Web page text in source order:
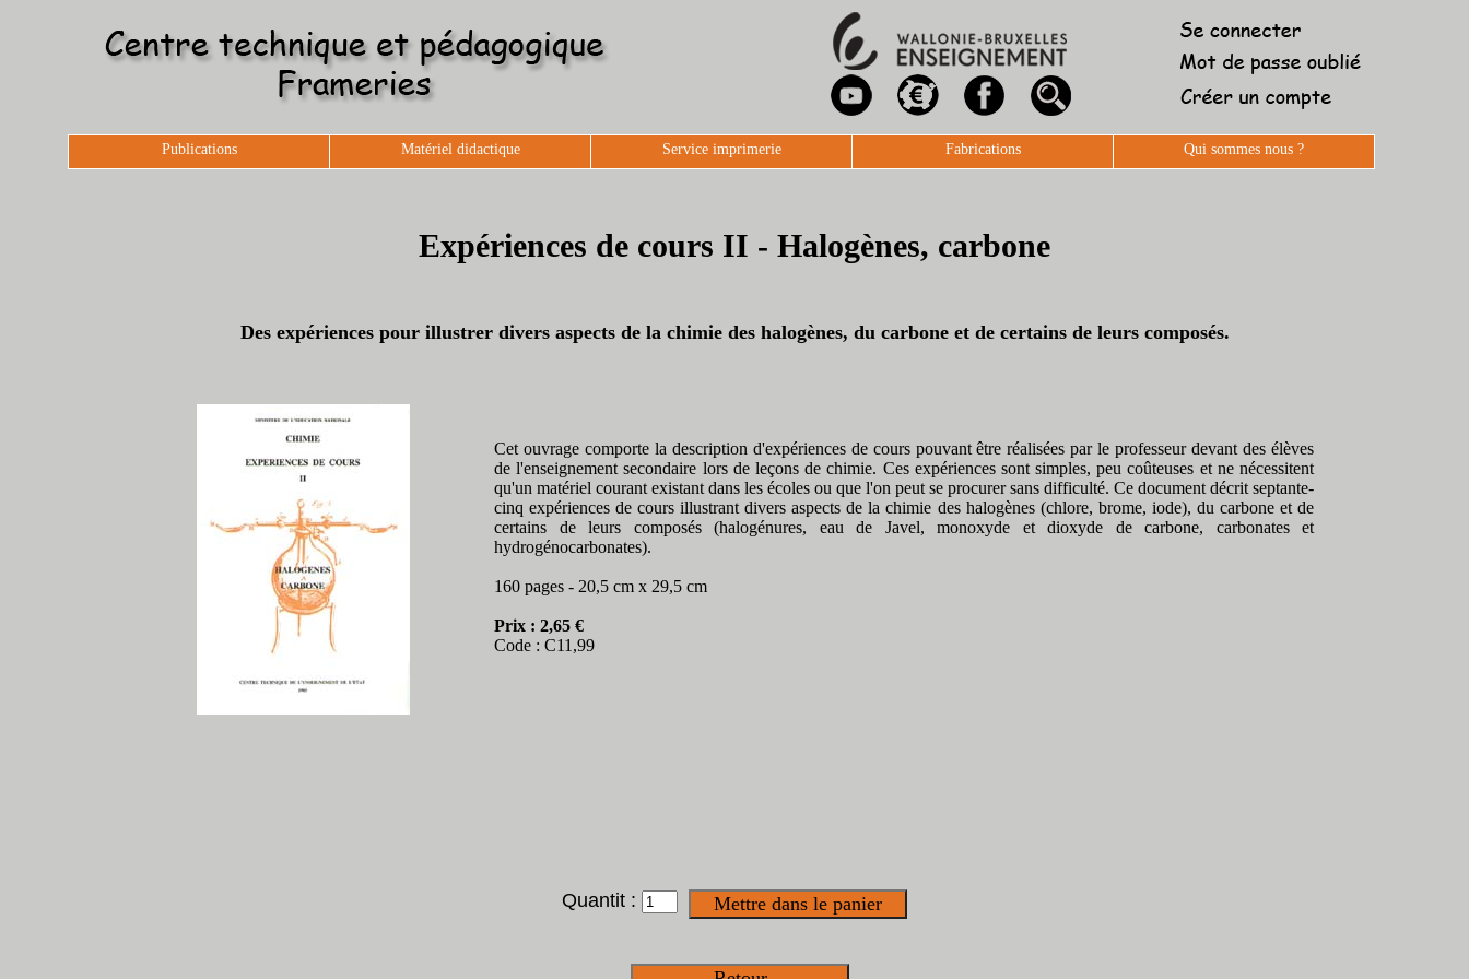
Publications Matériel didactique Service imprimerie Fabrications Qui sommes nous ?
Expériences de cours II - Halogènes, carbone
Des expériences pour illustrer divers aspects de la chimie des halogènes, du carbone et de certains de leurs composés.
Cet ouvrage comporte la description d'expériences de cours pouvant être réalisées par le professeur devant des élèves
de l'enseignement secondaire lors de leçons de chimie. Ces expériences sont simples, peu coûteuses et ne nécessitent
qu'un matériel courant existant dans les écoles ou que l'on peut se procurer sans difficulté. Ce document décrit septante-
cinq expériences de cours illustrant divers aspects de la chimie des halogènes (chlore, brome, iode), du carbone et de
certains de leurs composés (halogénures, eau de Javel, monoxyde et dioxyde de carbone, carbonates et
hydrogénocarbonates).
160 pages - 20,5 cm x 29,5 cm
Prix : 2,65 €
Code : C11,99
Quantit :